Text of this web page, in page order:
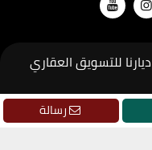
ديارنا للتسويق العقاري
رسالة